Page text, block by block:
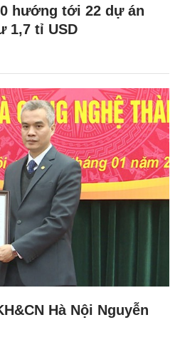
hướng tới 22 dự án
1,7 tỉ USD
Hà Nội Nguyễn